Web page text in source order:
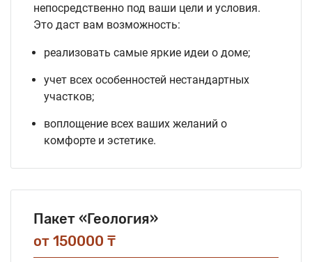
непосредственно под ваши цели и условия.
Это даст вам возможность:
реализовать самые яркие идеи о доме;
учет всех особенностей нестандартных
участков;
воплощение всех ваших желаний о
комфорте и эстетике.
Пакет «Геология»
от 150000 ₸